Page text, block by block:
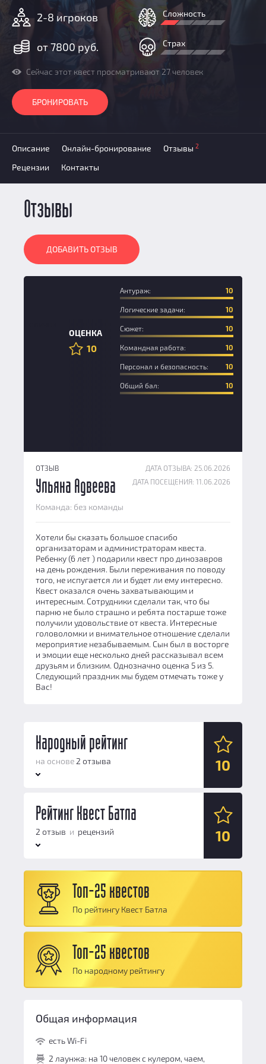
Новости
Партнерам
2-8 игроков
от 7800 руб.
Сложность
Страх
Сейчас этот квест просматривают 27 человек
БРОНИРОВАТЬ
Описание Онлайн-бронирование Отзывы 2
Рецензии Контакты
Отзывы
ДОБАВИТЬ ОТЗЫВ
ОЦЕНКА
10
Антураж: 10
Логические задачи: 10
Сюжет: 10
Командная работа: 10
Персонал и безопасность: 10
Общий бал: 10
ОТЗЫВ
ДАТА ОТЗЫВА: 25.06.2026
ДАТА ПОСЕЩЕНИЯ: 11.06.2026
Ульяна Адвеева
Команда: без команды
Хотели бы сказать большое спасибо
организаторам и администраторам квеста.
Ребенку (6 лет ) подарили квест про динозавров
на день рождения. Были переживания по поводу
того, не испугается ли и будет ли ему интересно.
Квест оказался очень захватывающим и
интересным. Сотрудники сделали так, что бы
парню не было страшно и ребята постарше тоже
получили удовольствие от квеста. Интересные
головоломки и внимательное отношение сделали
мероприятие незабываемым. Сын был в восторге
и эмоции еще несколько дней рассказывал всем
друзьям и близким. Однозначно оценка 5 из 5.
Следующий праздник мы будем отмечать тоже у
Вас!
Народный рейтинг
на основе 2 отзыва 10
Антураж: 10
Логические задачи:
Сюжет:
Персонал и безопасность:
Общий балл:
Рейтинг Квест Батла
2 отзыв и рецензий 10
Логические задачи:
Персонал и безопасность:
Общий балл:
Топ-25 квестов
По рейтингу Квест Батла
Топ-25 квестов
По народному рейтингу
Общая информация
есть Wi-Fi
2 лаунжа: на 10 человек с кулером, чаем,